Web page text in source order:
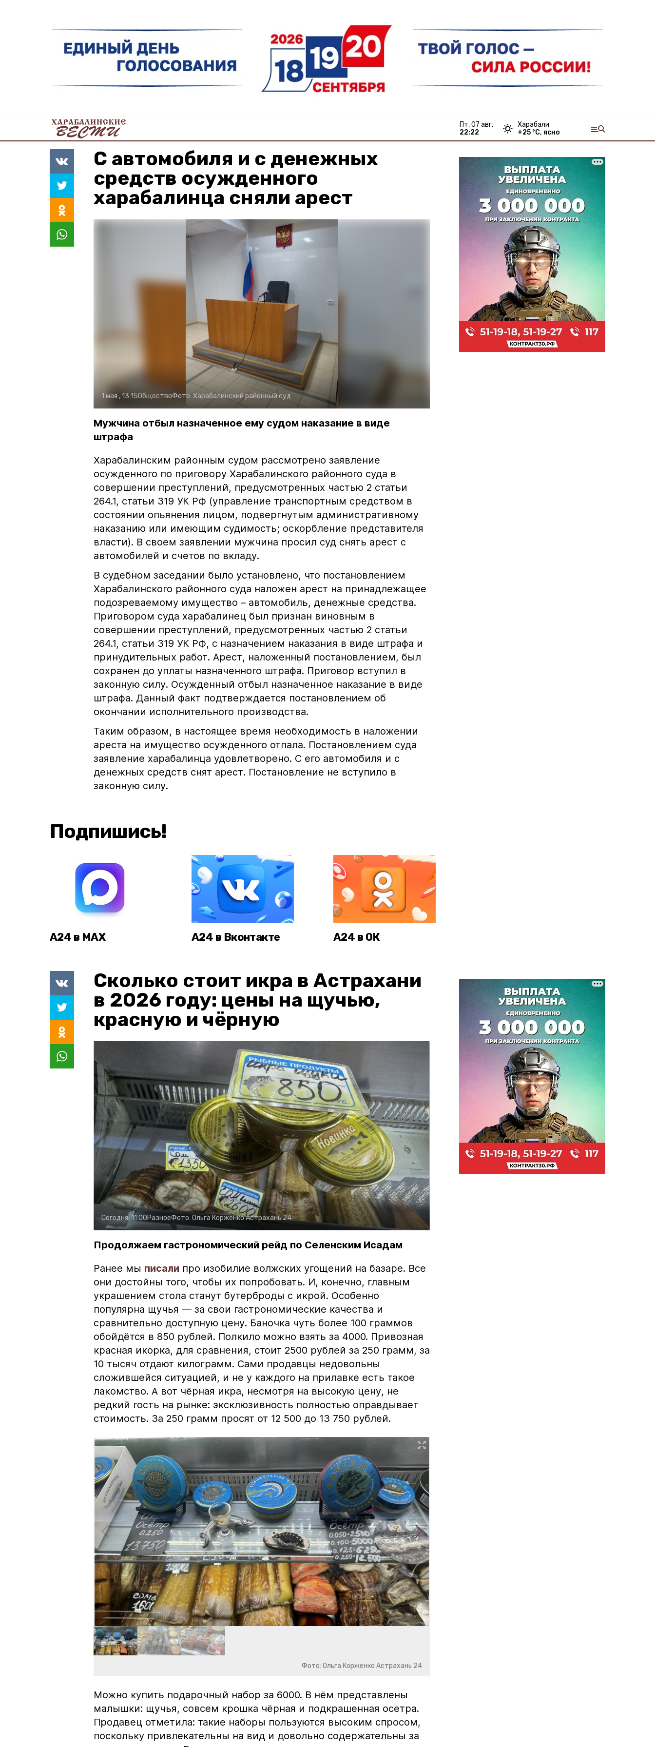
пт, 07 авг.
22:22
Харабали
+25 °С, ясно
С автомобиля и с денежных
средств осужденного
харабалинца сняли арест
1 мая , 13:15ОбществоФото: Харабалинский районный суд
Мужчина отбыл назначенное ему судом наказание в виде
штрафа
Харабалинским районным судом рассмотрено заявление
осужденного по приговору Харабалинского районного суда в
совершении преступлений, предусмотренных частью 2 статьи
264.1, статьи 319 УК РФ (управление транспортным средством в
состоянии опьянения лицом, подвергнутым административному
наказанию или имеющим судимость; оскорбление представителя
власти). В своем заявлении мужчина просил суд снять арест с
автомобилей и счетов по вкладу.
В судебном заседании было установлено, что постановлением
Харабалинского районного суда наложен арест на принадлежащее
подозреваемому имущество – автомобиль, денежные средства.
Приговором суда харабалинец был признан виновным в
совершении преступлений, предусмотренных частью 2 статьи
264.1, статьи 319 УК РФ, с назначением наказания в виде штрафа и
принудительных работ. Арест, наложенный постановлением, был
сохранен до уплаты назначенного штрафа. Приговор вступил в
законную силу. Осужденный отбыл назначенное наказание в виде
штрафа. Данный факт подтверждается постановлением об
окончании исполнительного производства.
Таким образом, в настоящее время необходимость в наложении
ареста на имущество осужденного отпала. Постановлением суда
заявление харабалинца удовлетворено. С его автомобиля и с
денежных средств снят арест. Постановление не вступило в
законную силу.
Подпишись!
А24 в MAX А24 в Вконтакте А24 в ОК
Сколько стоит икра в Астрахани
в 2026 году: цены на щучью,
красную и чёрную
Сегодня, 11:00РазноеФото: Ольга КорженкоАстрахань 24
Продолжаем гастрономический рейд по Селенским Исадам
Ранее мы писали про изобилие волжских угощений на базаре. Все
они достойны того, чтобы их попробовать. И, конечно, главным
украшением стола станут бутерброды с икрой. Особенно
популярна щучья — за свои гастрономические качества и
сравнительно доступную цену. Баночка чуть более 100 граммов
обойдётся в 850 рублей. Полкило можно взять за 4000. Привозная
красная икорка, для сравнения, стоит 2500 рублей за 250 грамм, за
10 тысяч отдают килограмм. Сами продавцы недовольны
сложившейся ситуацией, и не у каждого на прилавке есть такое
лакомство. А вот чёрная икра, несмотря на высокую цену, не
редкий гость на рынке: эксклюзивность полностью оправдывает
стоимость. За 250 грамм просят от 12 500 до 13 750 рублей.
Фото: Ольга Корженко Астрахань 24
Можно купить подарочный набор за 6000. В нём представлены
малышки: щучья, совсем крошка чёрная и подкрашенная осетра.
Продавец отметила: такие наборы пользуются высоким спросом,
поскольку привлекательны на вид и довольно содержательны за